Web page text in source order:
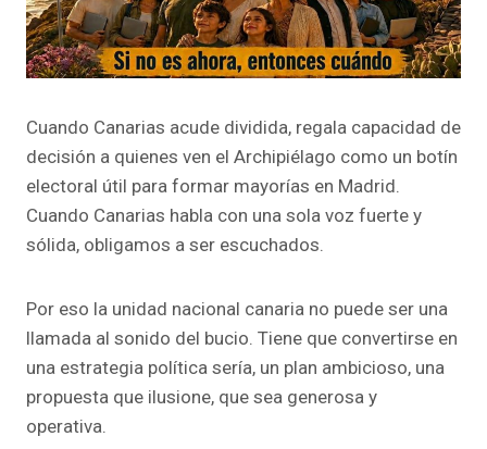
Cuando Canarias acude dividida, regala capacidad de
decisión a quienes ven el Archipiélago como un botín
electoral útil para formar mayorías en Madrid.
Cuando Canarias habla con una sola voz fuerte y
sólida, obligamos a ser escuchados.
Por eso la unidad nacional canaria no puede ser una
llamada al sonido del bucio. Tiene que convertirse en
una estrategia política sería, un plan ambicioso, una
propuesta que ilusione, que sea generosa y
operativa.